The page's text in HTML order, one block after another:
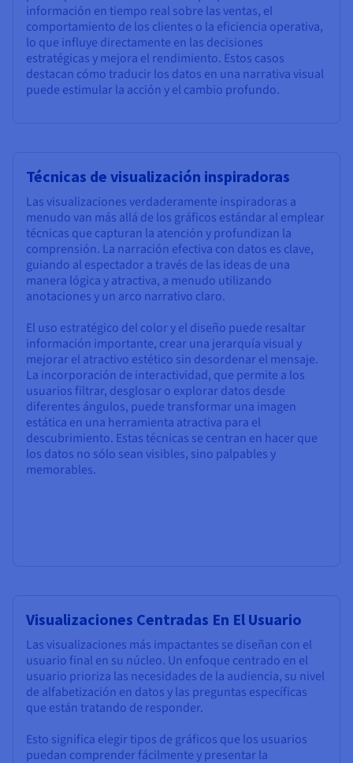
información en tiempo real sobre las ventas, el
comportamiento de los clientes o la eficiencia operativa,
lo que influye directamente en las decisiones
estratégicas y mejora el rendimiento. Estos casos
destacan cómo traducir los datos en una narrativa visual
puede estimular la acción y el cambio profundo.
Técnicas de visualización inspiradoras
Las visualizaciones verdaderamente inspiradoras a
menudo van más allá de los gráficos estándar al emplear
técnicas que capturan la atención y profundizan la
comprensión. La narración efectiva con datos es clave,
guiando al espectador a través de las ideas de una
manera lógica y atractiva, a menudo utilizando
anotaciones y un arco narrativo claro.
El uso estratégico del color y el diseño puede resaltar
información importante, crear una jerarquía visual y
mejorar el atractivo estético sin desordenar el mensaje.
La incorporación de interactividad, que permite a los
usuarios filtrar, desglosar o explorar datos desde
diferentes ángulos, puede transformar una imagen
estática en una herramienta atractiva para el
descubrimiento. Estas técnicas se centran en hacer que
los datos no sólo sean visibles, sino palpables y
memorables.
Visualizaciones Centradas En El Usuario
Las visualizaciones más impactantes se diseñan con el
usuario final en su núcleo. Un enfoque centrado en el
usuario prioriza las necesidades de la audiencia, su nivel
de alfabetización en datos y las preguntas específicas
que están tratando de responder.
Esto significa elegir tipos de gráficos que los usuarios
puedan comprender fácilmente y presentar la